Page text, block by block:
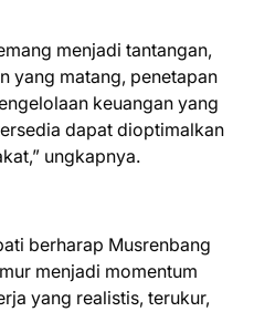
menjadi tantangan,
yang matang, penetapan
keuangan yang
dapat dioptimalkan
ungkapnya.
berharap Musrenbang
menjadi momentum
yang realistis, terukur,